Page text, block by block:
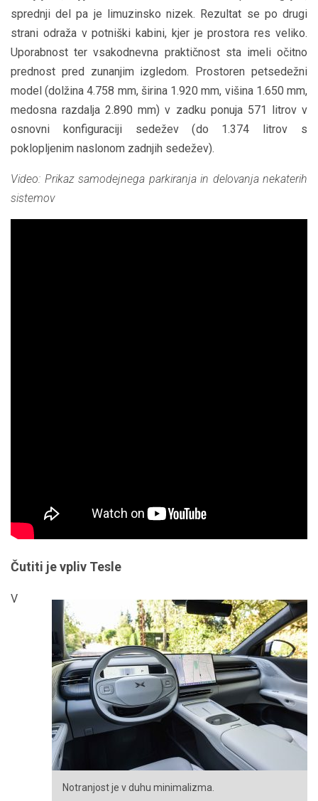
sprednji del pa je limuzinsko nizek. Rezultat se po drugi
strani odraža v potniški kabini, kjer je prostora res veliko.
Uporabnost ter vsakodnevna praktičnost sta imeli očitno
prednost pred zunanjim izgledom. Prostoren petsedežni
model (dolžina 4.758 mm, širina 1.920 mm, višina 1.650 mm,
medosna razdalja 2.890 mm) v zadku ponuja 571 litrov v
osnovni konfiguraciji sedežev (do 1.374 litrov s
poklopljenim naslonom zadnjih sedežev).
Video: Prikaz samodejnega parkiranja in delovanja nekaterih
sistemov
Čutiti je vpliv Tesle
Notranjost je v duhu minimalizma.
V